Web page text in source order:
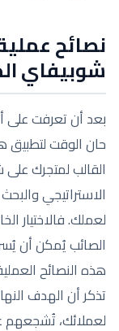
نصائح
شوبيفاي
بعد أن تعرفت على
حان الوقت لتطبيق
القالب لمتجرك
الاستراتيجي
لعملك. فالاختيار
الصائب يُمكن أن
هذه النصائح
تذكر أن الهدف
لعملائك، تُشجعهم